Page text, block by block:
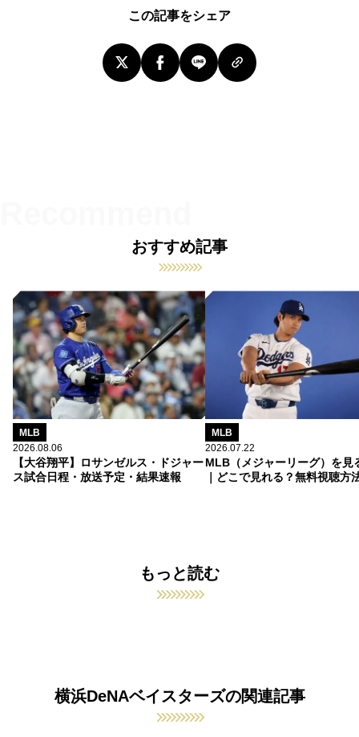
この記事をシェア
おすすめ記事
MLB
2026.08.06
【大谷翔平】ロサンゼルス・ドジャー
ス試合日程・放送予定・結果速報
MLB
2026.07.22
MLB（メジャーリーグ）を見
｜どこで見れる？無料視聴方
もっと読む
横浜DeNAベイスターズの関連記事